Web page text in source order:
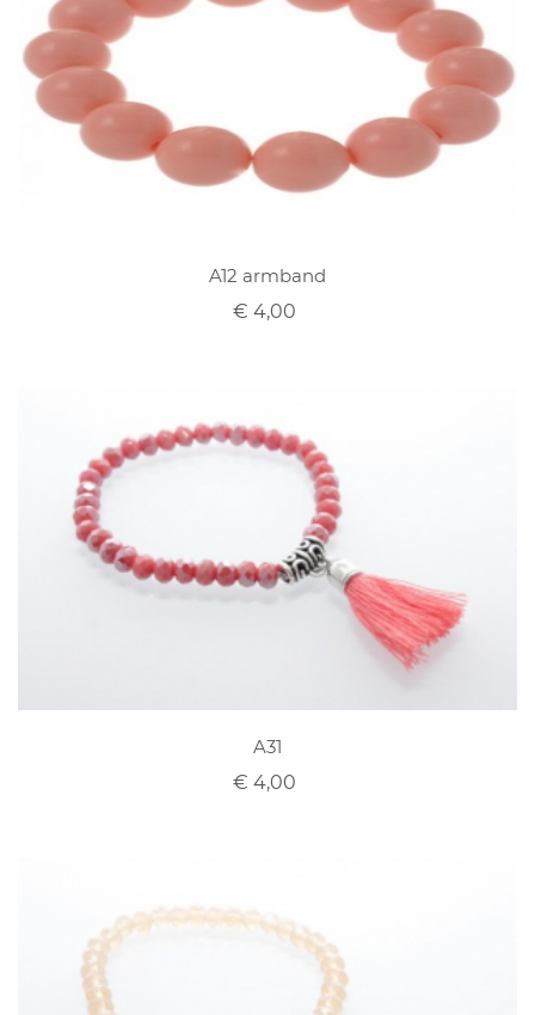
A12 armband
€ 4,00
A31
€ 4,00